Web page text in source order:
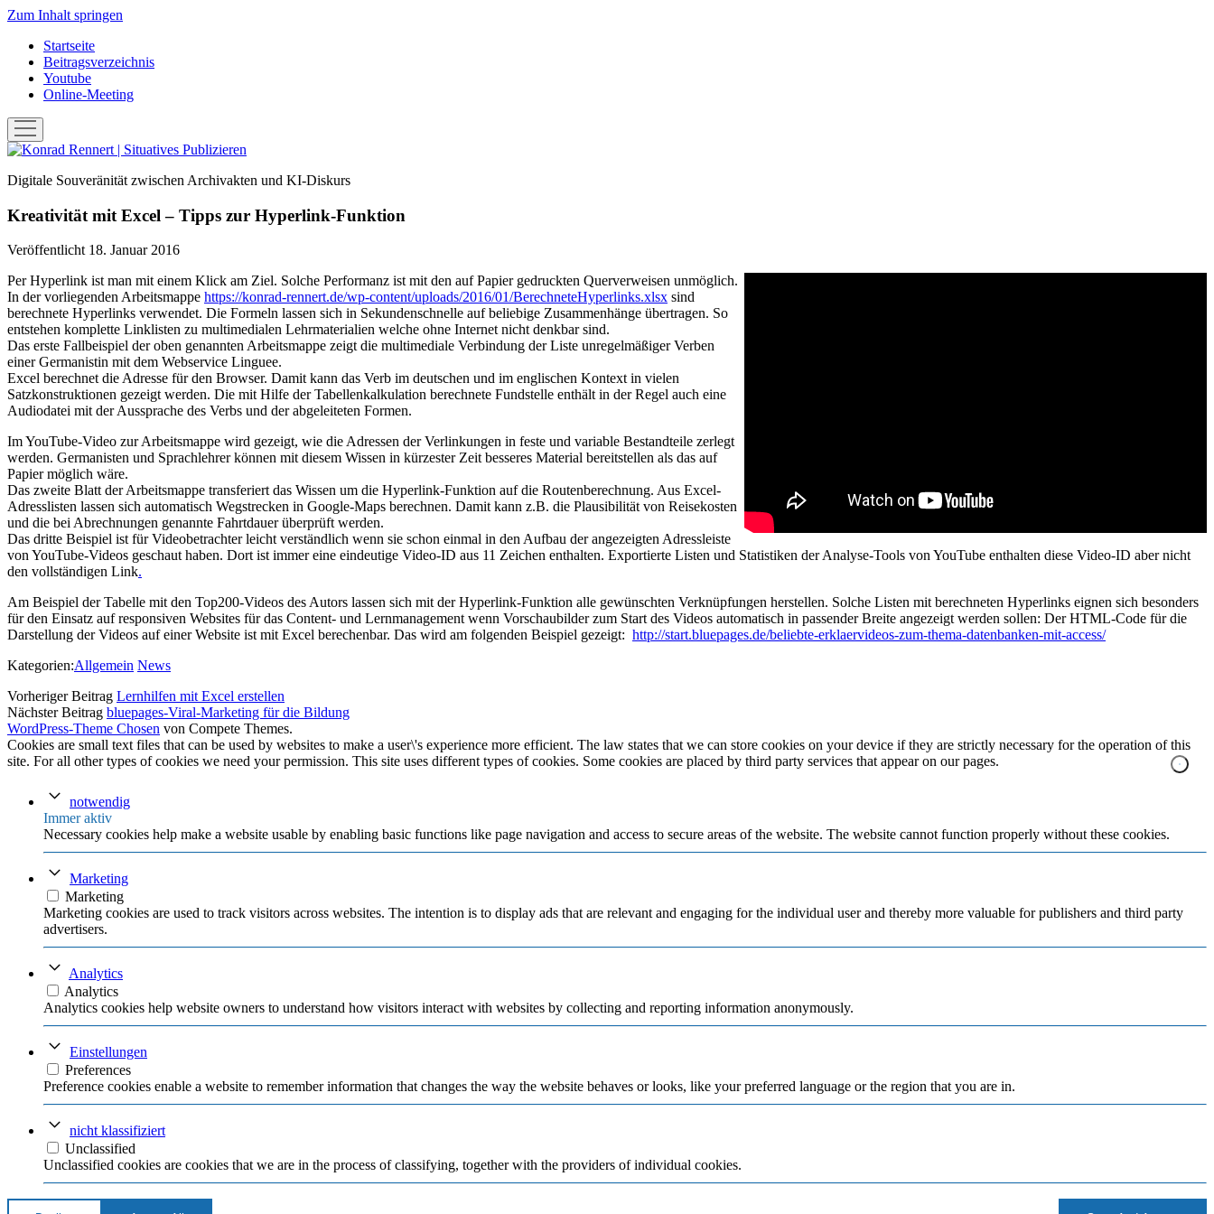
Zum Inhalt springen
Startseite
Beitragsverzeichnis
Youtube
Online-Meeting
Menü
öffnen
Konrad
|
Publizieren
Digitale Souveränität zwischen Archivakten und KI-Diskurs
Kreativität mit Excel – Tipps zur Hyperlink-Funktion
Veröffentlicht 18. Januar 2016
Per Hyperlink ist man mit einem Klick am Ziel. Solche Performanz ist mit den auf Papier gedruckten Querverweisen unmöglich.
In der vorliegenden Arbeitsmappe https://konrad-rennert.de/wp-content/uploads/2016/01/BerechneteHyperlinks.xlsx sind
berechnete Hyperlinks verwendet. Die Formeln lassen sich in Sekundenschnelle auf beliebige Zusammenhänge übertragen. So
entstehen komplette Linklisten zu multimedialen Lehrmaterialien welche ohne Internet nicht denkbar sind.
Das erste Fallbeispiel der oben genannten Arbeitsmappe zeigt die multimediale Verbindung der Liste unregelmäßiger Verben
einer Germanistin mit dem Webservice Linguee.
Excel berechnet die Adresse für den Browser. Damit kann das Verb im deutschen und im englischen Kontext in vielen
Satzkonstruktionen gezeigt werden. Die mit Hilfe der Tabellenkalkulation berechnete Fundstelle enthält in der Regel auch eine
Audiodatei mit der Aussprache des Verbs und der abgeleiteten Formen.
Im YouTube-Video zur Arbeitsmappe wird gezeigt, wie die Adressen der Verlinkungen in feste und variable Bestandteile zerlegt
werden. Germanisten und Sprachlehrer können mit diesem Wissen in kürzester Zeit besseres Material bereitstellen als das auf
Papier möglich wäre.
Das zweite Blatt der Arbeitsmappe transferiert das Wissen um die Hyperlink-Funktion auf die Routenberechnung. Aus Excel-
Adresslisten lassen sich automatisch Wegstrecken in Google-Maps berechnen. Damit kann z.B. die Plausibilität von Reisekosten
und die bei Abrechnungen genannte Fahrtdauer überprüft werden.
Das dritte Beispiel ist für Videobetrachter leicht verständlich wenn sie schon einmal in den Aufbau der angezeigten Adressleiste
von YouTube-Videos geschaut haben. Dort ist immer eine eindeutige Video-ID aus 11 Zeichen enthalten. Exportierte Listen und Statistiken der Analyse-Tools von YouTube enthalten diese Video-ID aber nicht
den vollständigen Link.
Am Beispiel der Tabelle mit den Top200-Videos des Autors lassen sich mit der Hyperlink-Funktion alle gewünschten Verknüpfungen herstellen. Solche Listen mit berechneten Hyperlinks eignen sich besonders
für den Einsatz auf responsiven Websites für das Content- und Lernmanagement wenn Vorschaubilder zum Start des Videos automatisch in passender Breite angezeigt werden sollen: Der HTML-Code für die
Darstellung der Videos auf einer Website ist mit Excel berechenbar. Das wird am folgenden Beispiel gezeigt: http://start.bluepages.de/beliebte-erklaervideos-zum-thema-datenbanken-mit-access/
Kategorien:Allgemein News
Vorheriger Beitrag Lernhilfen mit Excel erstellen
Nächster Beitrag bluepages-Viral-Marketing für die Bildung
WordPress-Theme Chosen von Compete Themes.
Cookies are small text files that can be used by websites to make a user\'s experience more efficient. The law states that we can store cookies on your device if they are strictly necessary for the operation of this
site. For all other types of cookies we need your permission. This site uses different types of cookies. Some cookies are placed by third party services that appear on our pages.
notwendig
Immer aktiv
Necessary cookies help make a website usable by enabling basic functions like page navigation and access to secure areas of the website. The website cannot function properly without these cookies.
Marketing
Marketing
Marketing cookies are used to track visitors across websites. The intention is to display ads that are relevant and engaging for the individual user and thereby more valuable for publishers and third party
advertisers.
Analytics
Analytics
Analytics cookies help website owners to understand how visitors interact with websites by collecting and reporting information anonymously.
Einstellungen
Preferences
Preference cookies enable a website to remember information that changes the way the website behaves or looks, like your preferred language or the region that you are in.
nicht klassifiziert
Unclassified
Unclassified cookies are cookies that we are in the process of classifying, together with the providers of individual cookies.